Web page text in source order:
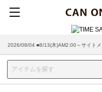
2026/07/29 ■【お知らせ】ヤマト運輸の